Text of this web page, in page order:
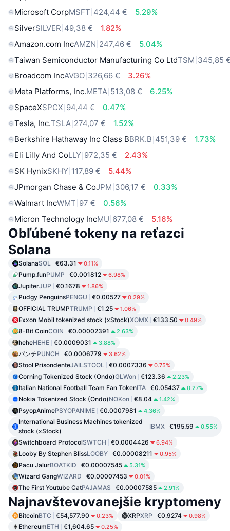
Microsoft CorpMSFT 424,44 €
5.29%
SilverSILVER 49,38 €
1.82%
Amazon.com IncAMZN 247,46 €
5.04%
Taiwan Semiconductor Manufacturing Co LtdTSM 345,85
Broadcom IncAVGO 326,66 €
3.26%
Meta Platforms, Inc.META 513,08 €
6.25%
SpaceXSPCX 94,44 €
0.47%
Tesla, Inc.TSLA 274,07 €
1.52%
Berkshire Hathaway Inc Class BBRK.B 451,39 €
1.73%
Eli Lilly And CoLLY 972,35 €
2.43%
SK HynixSKHY 117,89 €
5.44%
JPmorgan Chase & CoJPM 306,17 €
0.33%
Walmart IncWMT 97 €
0.56%
Micron Technology IncMU 677,08 € 5.16%
Obľúbené tokeny na reťazci
Solana
SolanaSOL €63.31 0.11%
Pump.funPUMP €0.001812 6.98%
JupiterJUP €0.1678 1.86%
Pudgy PenguinsPENGU €0.00527 0.29%
OFFICIAL TRUMPTRUMP €1.25 1.06%
Exxon Mobil tokenized stock (xStock)XOMX €133.50 0.49%
8-Bit CoinCOIN €0.00002391 2.63%
heheHEHE €0.0009031 3.88%
パンチPUNCH €0.0006779 3.62%
Stool PrisondenteJAILSTOOL €0.0007336 0.75%
Corning Tokenized Stock (Ondo)GLWon €123.36 2.23%
Italian National Football Team Fan TokenITA €0.05437 0.27%
Nokia Tokenized Stock (Ondo)NOKon €8.04 1.42%
PsyopAnimePSYOPANIME €0.0007981 4.36%
International Business Machines tokenized
stock (xStock)
IBMX €195.59 0.55%
Switchboard ProtocolSWTCH €0.0004426 6.94%
Looby By Stephen BlissLOOBY €0.00008211 0.95%
Pacu JalurBOATKID €0.00007545 5.31%
Wizard GangWIZARD €0.00007453 0.01%
The First Youtube CatPAJAMAS €0.00007585 2.91%
Najnavštevovanejšie kryptomeny
BitcoinBTC €54,577.90 0.23% XRPXRP €0.9274 0.98%
EthereumETH €1,604.65 0.25%